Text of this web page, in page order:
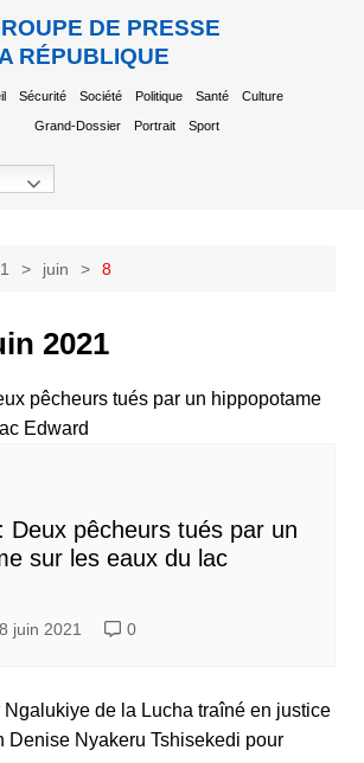
DE PRESSE
RÉPUBLIQUE
Sécurité Société Politique Santé Culture
Grand-Dossier Portrait Sport
juin 8
2021
Deux pêcheurs tués par un
sur les eaux du lac
8 juin 2021 0